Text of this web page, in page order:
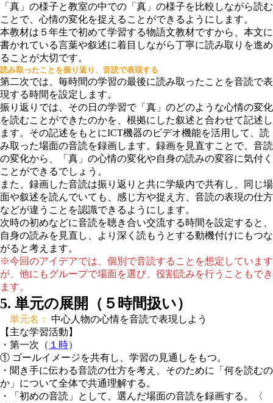
「真」の様子と教室の中での「真」の様子を比較しながら読む
ことで、心情の変化を捉えることができるようにします。
本教材は５年生で初めて学習する物語文教材ですから、本文に
書かれている言葉や叙述に着目しながら丁寧に読み取りを進め
ることが大切です。
読み取ったことを振り返り、音読で表現する
第二次では、毎時間の学習の最後に読み取ったことを音読で表
現する時間を設定します。
振り返りでは、その日の学習で「真」のどのような心情の変化
を読むことができたのかを、根拠にした叙述と合わせて記述し
ます。その記述をもとにICT機器のビデオ機能を活用して、読
み取った場面の音読を録画します。録画を見直すことで、音読
の変化から、「真」の心情の変化や自身の読みの変容に気付く
ことができるでしょう。
また、録画した音読は振り返りと共に学級内で共有し、同じ場
面や叙述を読んでいても、感じ方や捉え方、音読の表現の仕方
などが違うことを認識できるようにします。
次時の初めなどに音読を聴き合い交流する時間を設定すると、
自身の読みを見直し、より深く読もうとする動機付けにもつな
がると考えます。
※今回のアイデアでは、個別で音読することを想定しています
が、他にもグループで場面を選び、役割読みを行うこともでき
ます。
5. 単元の展開（５時間扱い）
単元名：
中心人物の心情を音読で表現しよう
【主な学習活動】
・第一次（ １時）
① ゴールイメージを共有し、学習の見通しをもつ。
・聞き手に伝わる音読の仕方を考え、そのために「何を読むの
か」について全体で共通理解する。
・「初めの音読」として、選んだ場面の音読を録画する。
〈